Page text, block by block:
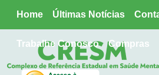
Home Últimas Notícias
Trabalhe Conosco Compras